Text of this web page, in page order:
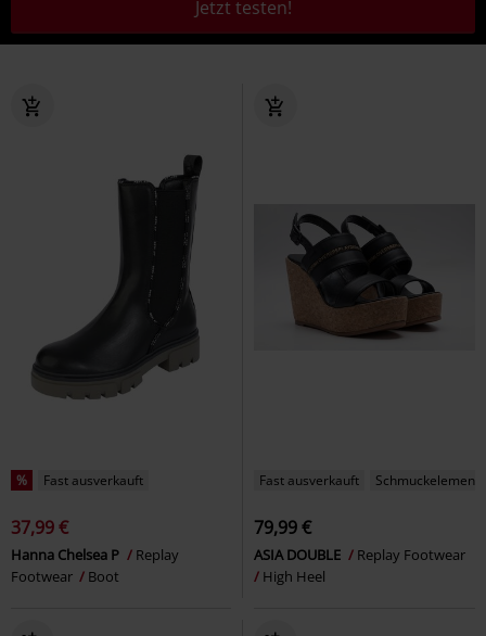
Jetzt testen!
% Fast ausverkauft
37,99 €
Hanna Chelsea P
Replay
Footwear
Boot
Fast ausverkauft Schmuckelement
79,99 €
ASIA DOUBLE
Replay Footwear
High Heel